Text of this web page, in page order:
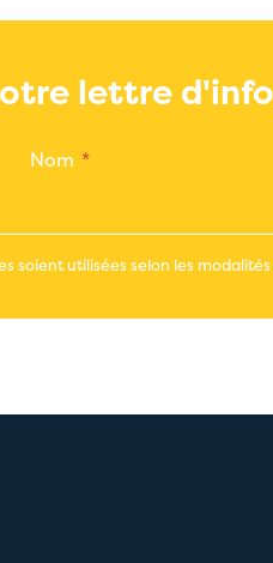
lettre
Nom
soient utilisées selon les